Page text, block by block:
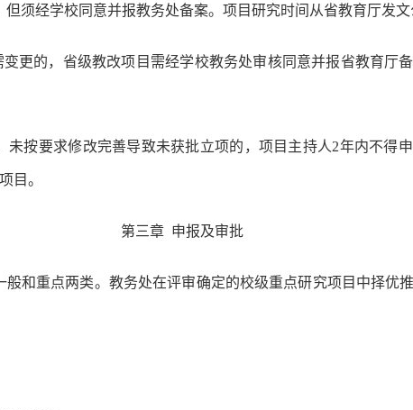
须经学校同意并报教务处备案。项目研究时间从省教育厅发文
变更的，省级教改项目需经学校教务处审核同意并报省教育厅
按要求修改完善导致未获批立项的，项目主持人2年内不得
目。
第三章 申报及审批
和重点两类。教务处在评审确定的校级重点研究项目中择优